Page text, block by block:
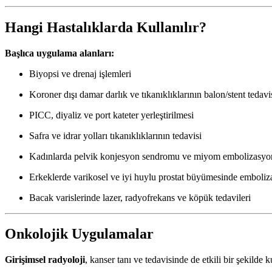
Hangi Hastalıklarda Kullanılır?
Başlıca uygulama alanları:
Biyopsi ve drenaj işlemleri
Koroner dışı damar darlık ve tıkanıklıklarının balon/stent
PICC, diyaliz ve port kateter yerleştirilmesi
Safra ve idrar yolları tıkanıklıklarının tedavisi
Kadınlarda pelvik konjesyon sendromu ve miyom
Erkeklerde varikosel ve iyi huylu prostat büyümesinde
Bacak varislerinde lazer, radyofrekans ve köpük tedavileri
Onkolojik Uygulamalar
Girişimsel radyoloji, kanser tanı ve tedavisinde de etkili bir şekilde